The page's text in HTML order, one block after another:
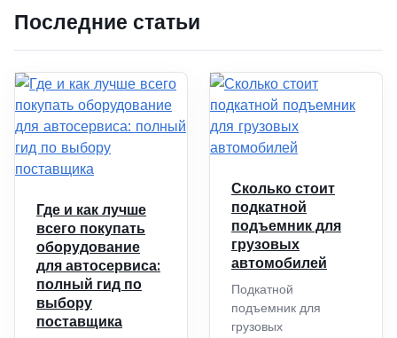
Последние статьи
Где и как лучше
всего покупать
оборудование
для автосервиса:
полный гид по
выбору
поставщика
Сколько стоит
подкатной
подъемник для
грузовых
автомобилей
Подкатной
подъемник для
грузовых